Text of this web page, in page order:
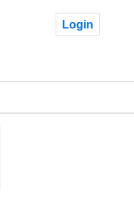
Login